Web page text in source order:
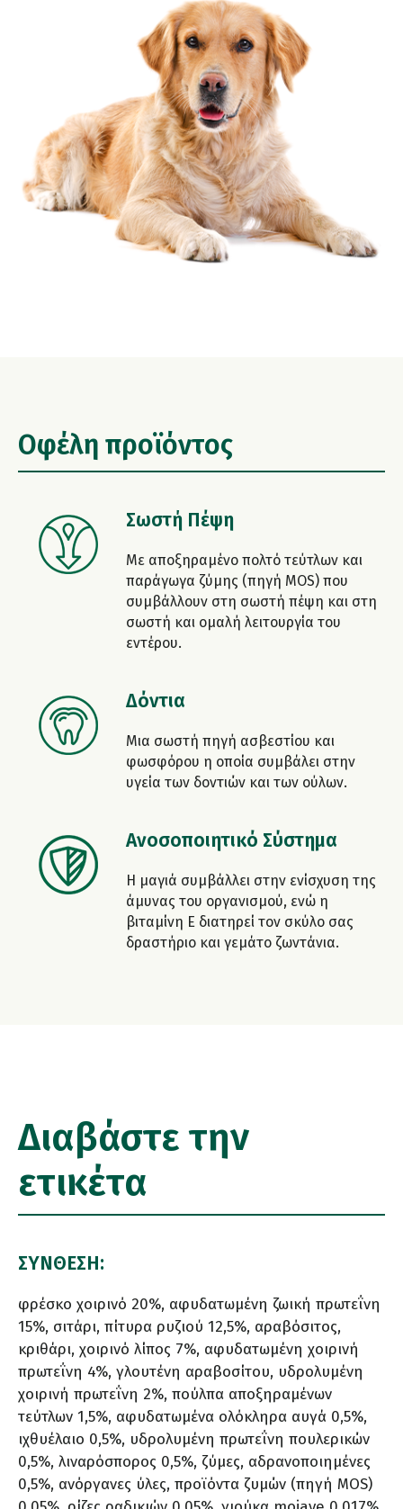
Οφέλη προϊόντος
Σωστή Πέψη
Με αποξηραμένο πολτό τεύτλων και
παράγωγα ζύμης (πηγή MOS) που
συμβάλλουν στη σωστή πέψη και στη
σωστή και ομαλή λειτουργία του
εντέρου.
Δόντια
Μια σωστή πηγή ασβεστίου και
φωσφόρου η οποία συμβάλει στην
υγεία των δοντιών και των ούλων.
Ανοσοποιητικό Σύστημα
Η μαγιά συμβάλλει στην ενίσχυση της
άμυνας του οργανισμού, ενώ η
βιταμίνη Ε διατηρεί τον σκύλο σας
δραστήριο και γεμάτο ζωντάνια.
Διαβάστε την
ετικέτα
ΣΥΝΘΕΣΗ:
φρέσκο χοιρινό 20%, αφυδατωμένη ζωική πρωτεΐνη
15%, σιτάρι, πίτυρα ρυζιού 12,5%, αραβόσιτος,
κριθάρι, χοιρινό λίπος 7%, αφυδατωμένη χοιρινή
πρωτεΐνη 4%, γλουτένη αραβοσίτου, υδρολυμένη
χοιρινή πρωτεΐνη 2%, πούλπα αποξηραμένων
τεύτλων 1,5%, αφυδατωμένα ολόκληρα αυγά 0,5%,
ιχθυέλαιο 0,5%, υδρολυμένη πρωτεΐνη πουλερικών
0,5%, λιναρόσπορος 0,5%, ζύμες, αδρανοποιημένες
0,5%, ανόργανες ύλες, προϊόντα ζυμών (πηγή MOS)